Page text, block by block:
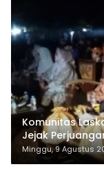
Komunitas
Jejak
Takalar:
yang Tak
Minggu, 9 Agustus